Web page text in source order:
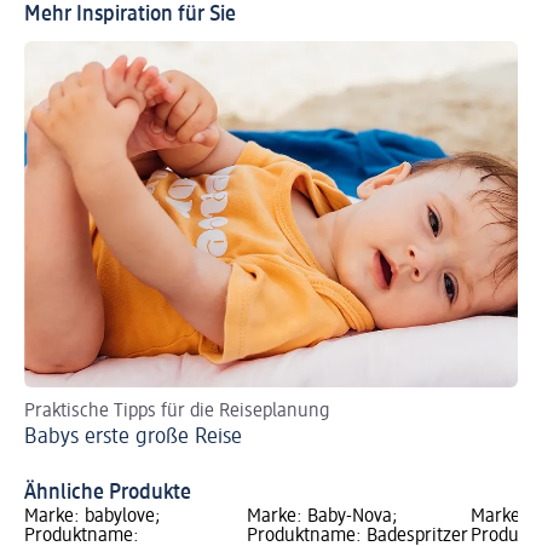
Mehr Inspiration für Sie
Praktische Tipps für die Reiseplanung
Babys erste große Reise
Ähnliche Produkte
Marke: babylove;
Produktname:
Marke: Baby-Nova;
Produktname: Badespritzer
Marke: